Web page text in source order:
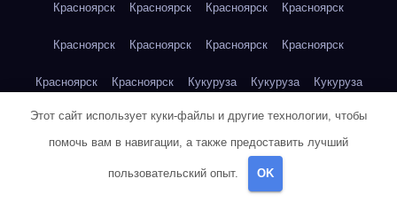
Красноярск Красноярск Красноярск Красноярск
Красноярск Красноярск Красноярск Красноярск
Красноярск Красноярск Кукуруза Кукуруза Кукуруза
Кукуруза Кукуруза Кукуруза Кукуруза Кукуруза
Кукуруза
Куриная грудка
Этот сайт использует куки-файлы и другие технологии, чтобы
помочь вам в навигации, а также предоставить лучший
пользовательский опыт. OK